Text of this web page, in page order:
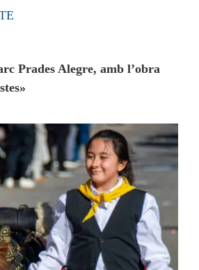
Prades Alegre, amb l’obra